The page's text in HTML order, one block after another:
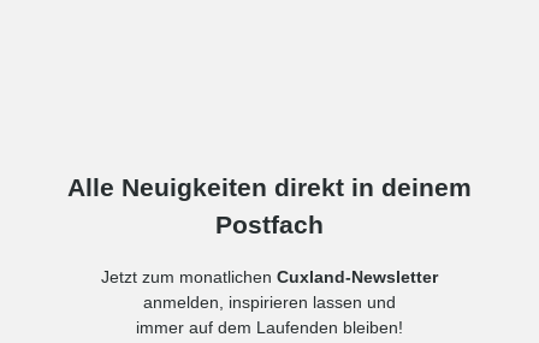
Alle Neuigkeiten direkt in deinem
Postfach
Jetzt zum monatlichen Cuxland-Newsletter
anmelden, inspirieren lassen und
immer auf dem Laufenden bleiben!